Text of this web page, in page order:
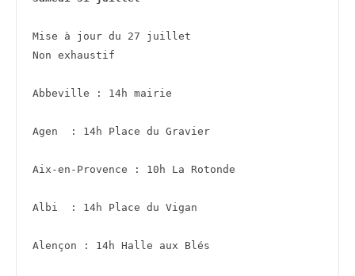
Mise à jour du 27 juillet
Non exhaustif
Abbeville : 14h mairie
Agen  : 14h Place du Gravier
Aix-en-Provence : 10h La Rotonde
Albi  : 14h Place du Vigan
Alençon : 14h Halle aux Blés